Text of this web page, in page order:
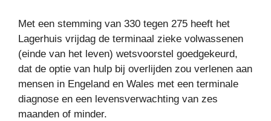
Met een stemming van 330 tegen 275 heeft het
Lagerhuis vrijdag de terminaal zieke volwassenen
(einde van het leven) wetsvoorstel goedgekeurd,
dat de optie van hulp bij overlijden zou verlenen aan
mensen in Engeland en Wales met een terminale
diagnose en een levensverwachting van zes
maanden of minder.